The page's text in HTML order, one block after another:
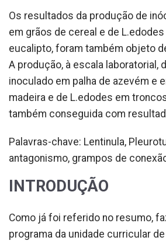
Os resultados da produção de
em grãos de cereal e de
eucalipto, foram também objeto
A produção, à escala laboratorial,
inoculado em palha de azevém e
madeira e de L.edodes em
também conseguida com
Palavras-chave: Lentinula,
antagonismo, grampos de
INTRODUÇÃO
Como já foi referido no resumo,
programa da unidade curricular